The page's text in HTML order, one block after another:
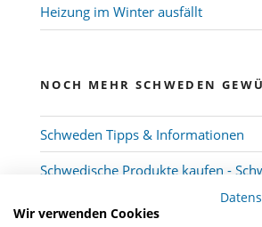
Heizung im Winter ausfällt
NOCH MEHR SCHWEDEN
Schweden Tipps & Informationen
Schwedische Produkte kaufen -
Wir verwenden Cookies